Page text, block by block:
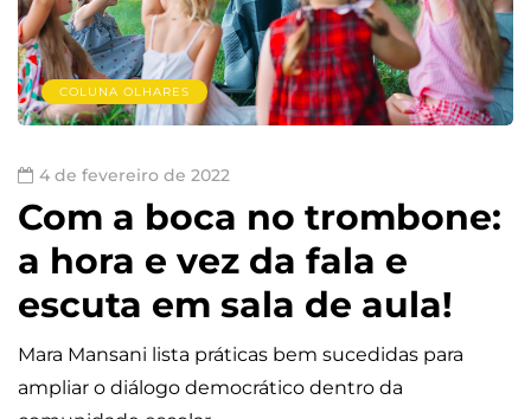
COLUNA OLHARES
4 de fevereiro de 2022
Com a boca no trombone:
a hora e vez da fala e
escuta em sala de aula!
Mara Mansani lista práticas bem sucedidas para
ampliar o diálogo democrático dentro da